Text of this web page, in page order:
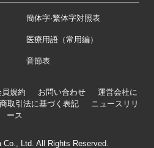
簡体字·繁体字対照表
医療用語（常用編）
音節表
員規約 お問い合わせ
運営会社に
取引法に基づく表記
ニュースリリ
ース
Co., Ltd. All Rights Reserved.